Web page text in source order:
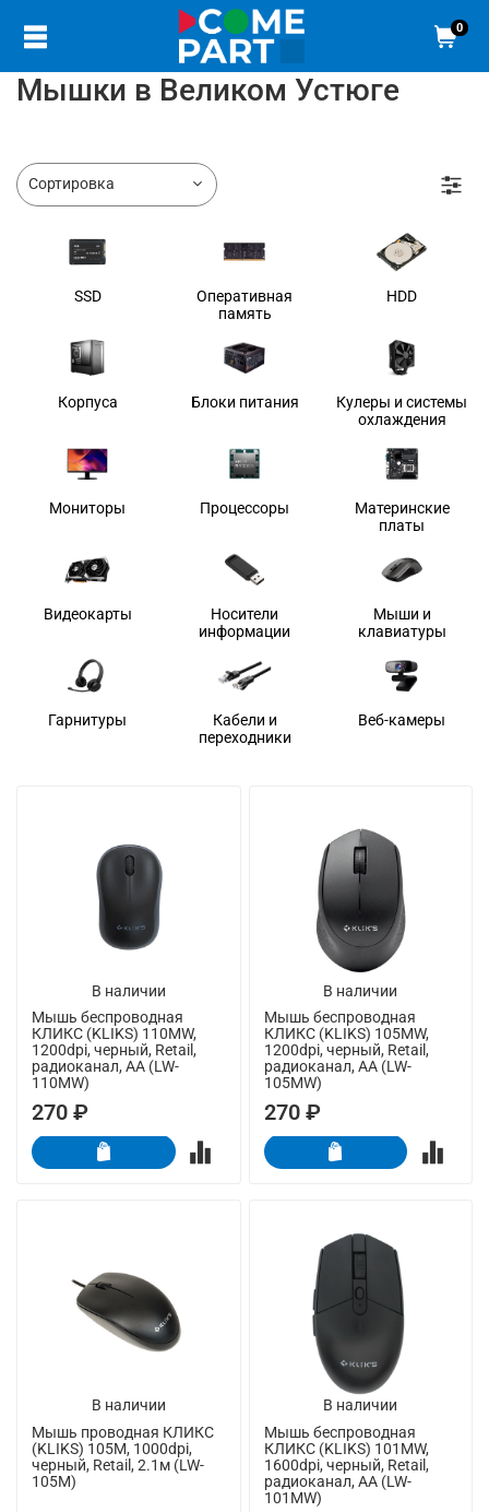
0
Мышки в Великом Устюге
SSD
Оперативная
память
HDD
Корпуса Блоки питания
Кулеры и системы
охлаждения
Мониторы Процессоры
Материнские
платы
Видеокарты
Носители
информации
Мыши и
клавиатуры
Гарнитуры
Кабели и
переходники
Веб-камеры
В наличии
Мышь беспроводная
КЛИКС (KLIKS) 110MW,
1200dpi, черный, Retail,
радиоканал, AA (LW-
110MW)
270 ₽
В наличии
Мышь беспроводная
КЛИКС (KLIKS) 105MW,
1200dpi, черный, Retail,
радиоканал, AA (LW-
105MW)
270 ₽
В наличии
Мышь проводная КЛИКС
(KLIKS) 105M, 1000dpi,
черный, Retail, 2.1м (LW-
105M)
В наличии
Мышь беспроводная
КЛИКС (KLIKS) 101MW,
1600dpi, черный, Retail,
радиоканал, AA (LW-
101MW)